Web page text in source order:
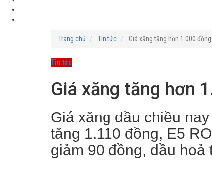
Trang chủ Tin tức Giá xăng tăng hơn 1.000
Tin tức
Giá xăng tăng hơn
Giá xăng dầu chiều
tăng 1.110 đồng, E5
giảm 90 đồng, dầu hoả